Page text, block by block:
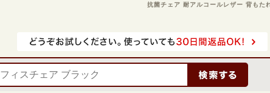
抗菌チェア 耐アルコールレザー 背も